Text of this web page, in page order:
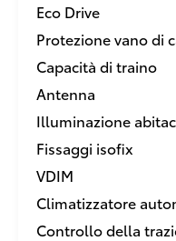
Eco Drive
Protezione vano di
Capacità di traino
Antenna
Illuminazione
Fissaggi isofix
VDIM
Climatizzatore
Controllo della